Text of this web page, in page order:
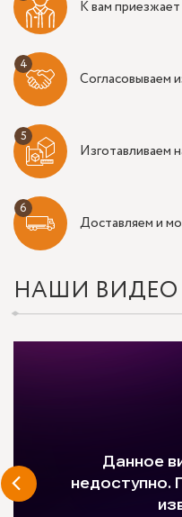
К вам
Согласовываем
Изготавливаем
Доставляем и
НАШИ ВИДЕО